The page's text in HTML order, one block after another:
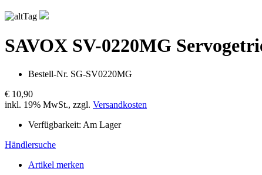
SAVOX SV-0220MG
Bestell-Nr. SG-SV0220MG
€ 10,90
inkl. 19% MwSt., zzgl. Versandkosten
Verfügbarkeit: Am Lager
Händlersuche
Artikel merken